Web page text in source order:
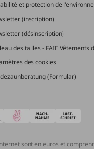
et protection de
(inscription)
(désinscription)
des tailles - FAIE Vêtements
des cookies
(Formular)
sont en euros et